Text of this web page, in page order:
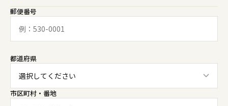
郵便番号
都道府県
市区町村・番地